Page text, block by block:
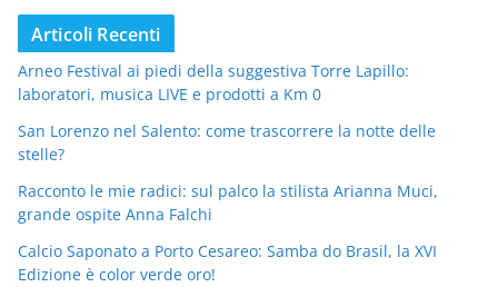
Articoli Recenti
Arneo Festival ai piedi della suggestiva Torre Lapillo:
laboratori, musica LIVE e prodotti a Km 0
San Lorenzo nel Salento: come trascorrere la notte delle
stelle?
Racconto le mie radici: sul palco la stilista Arianna Muci,
grande ospite Anna Falchi
Calcio Saponato a Porto Cesareo: Samba do Brasil, la XVI
Edizione è color verde oro!